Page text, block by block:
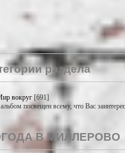
раздела
вокруг [691]
посвещен всему, что Вас
В МИЛЛЕРОВО